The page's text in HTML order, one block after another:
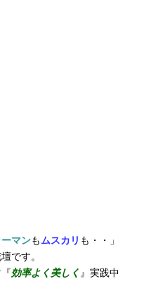
マンもムスカリ も・・」
です。
効率よく美しく』実践中